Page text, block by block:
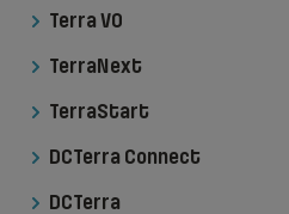
Terra VO
TerraNext
TerraStart
DCTerra Connect
DCTerra